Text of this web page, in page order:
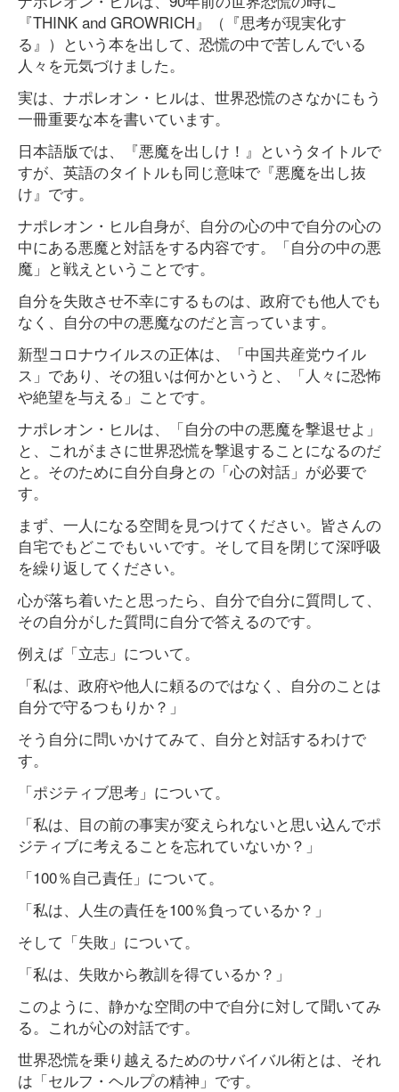
『THINK and GROWRICH』（『思考が現実化す
る』）という本を出して、恐慌の中で苦しんでいる
人々を元気づけました。
実は、ナポレオン・ヒルは、世界恐慌のさなかにもう
一冊重要な本を書いています。
日本語版では、『悪魔を出しけ！』というタイトルで
すが、英語のタイトルも同じ意味で『悪魔を出し抜
け』です。
ナポレオン・ヒル自身が、自分の心の中で自分の心の
中にある悪魔と対話をする内容です。「自分の中の悪
魔」と戦えということです。
自分を失敗させ不幸にするものは、政府でも他人でも
なく、自分の中の悪魔なのだと言っています。
新型コロナウイルスの正体は、「中国共産党ウイル
ス」であり、その狙いは何かというと、「人々に恐怖
や絶望を与える」ことです。
ナポレオン・ヒルは、「自分の中の悪魔を撃退せよ」
と、これがまさに世界恐慌を撃退することになるのだ
と。そのために自分自身との「心の対話」が必要で
す。
まず、一人になる空間を見つけてください。皆さんの
自宅でもどこでもいいです。そして目を閉じて深呼吸
を繰り返してください。
心が落ち着いたと思ったら、自分で自分に質問して、
その自分がした質問に自分で答えるのです。
例えば「立志」について。
「私は、政府や他人に頼るのではなく、自分のことは
自分で守るつもりか？」
そう自分に問いかけてみて、自分と対話するわけで
す。
「ポジティブ思考」について。
「私は、目の前の事実が変えられないと思い込んでポ
ジティブに考えることを忘れていないか？」
「100％自己責任」について。
「私は、人生の責任を100％負っているか？」
そして「失敗」について。
「私は、失敗から教訓を得ているか？」
このように、静かな空間の中で自分に対して聞いてみ
る。これが心の対話です。
世界恐慌を乗り越えるためのサバイバル術とは、それ
は「セルフ・ヘルプの精神」です。